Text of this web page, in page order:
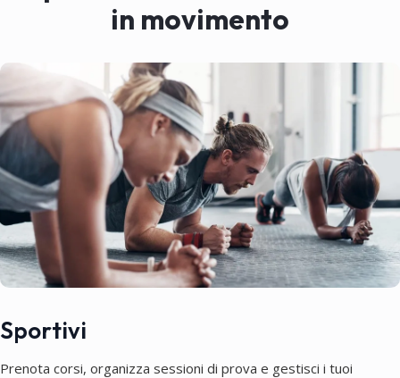
in movimento
Sportivi
Prenota corsi, organizza sessioni di prova e gestisci i tuoi